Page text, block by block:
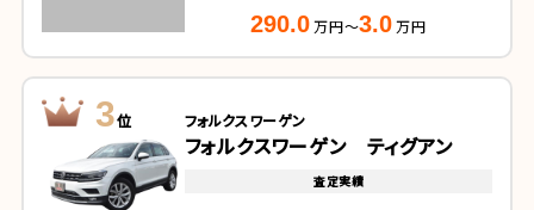
290.0 万円～3.0万円
3位 フォルクスワーゲン
フォルクスワーゲン ティグアン
査定実績